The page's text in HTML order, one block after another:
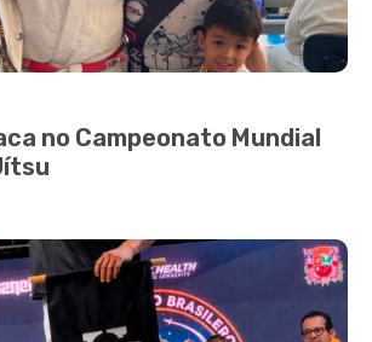
no Campeonato Mundial